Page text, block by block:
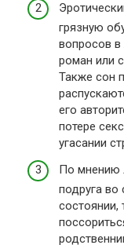
грязную
вопросов
роман или
Также сон
его
потере
угасании
По мнению
подруга во
состоянии,